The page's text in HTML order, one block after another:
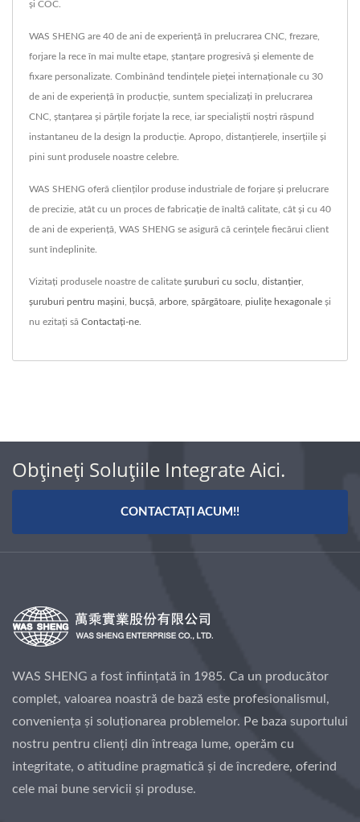
și COC.
WAS SHENG are 40 de ani de experiență în prelucrarea CNC, frezare,
forjare la rece în mai multe etape, ștanțare progresivă și elemente de
fixare personalizate. Combinând tendințele pieței internaționale cu 30
de ani de experiență în producție, suntem specializați în prelucrarea
CNC, ștanțarea și părțile forjate la rece, iar specialiștii noștri răspund
instantaneu de la design la producție. Apropo, distanțierele, inserțiile și
pini sunt produsele noastre celebre.
WAS SHENG oferă clienților produse industriale de forjare și prelucrare
de precizie, atât cu un proces de fabricație de înaltă calitate, cât și cu 40
de ani de experiență, WAS SHENG se asigură că cerințele fiecărui client
sunt îndeplinite.
Vizitați produsele noastre de calitate șuruburi cu soclu distanţier,
șuruburi pentru mașini bucșă arbore spărgătoare piulițe hexagonale și
nu ezitați să Contactați-ne
Obțineți Soluțiile Integrate Aici.
CONTACTAȚI ACUM!!
WAS SHENG a fost înființată în 1985. Ca un producător
complet, valoarea noastră de bază este profesionalismul,
conveniența și soluționarea problemelor. Pe baza suportului
nostru pentru clienți din întreaga lume, operăm cu
integritate, o atitudine pragmatică și de încredere, oferind
cele mai bune servicii și produse.